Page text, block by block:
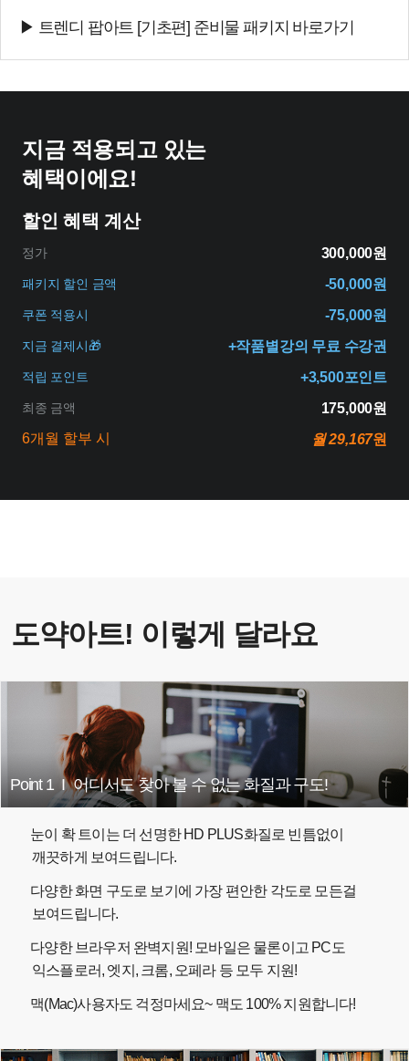
▶ 트렌디 팝아트 [기초편] 준비물 패키지 바로가기
지금 적용되고 있는
혜택이에요!
할인 혜택 계산
정가 300,000원
패키지 할인 금액 -50,000원
쿠폰 적용시 -75,000원
지금 결제시🎁 +작품별강의 무료 수강권
적립 포인트 +3,500포인트
최종 금액
175,000원
6개월 할부 시
월 29,167원
도약아트! 이렇게 달라요
Point 1 I 어디서도 찾아 볼 수 없는 화질과 구도!
눈이 확 트이는 더 선명한 HD PLUS화질로 빈틈없이
깨끗하게 보여드립니다.
다양한 화면 구도로 보기에 가장 편안한 각도로 모든걸
보여드립니다.
다양한 브라우저 완벽지원! 모바일은 물론이고 PC도
익스플로러, 엣지, 크롬, 오페라 등 모두 지원!
맥(Mac)사용자도 걱정마세요~ 맥도 100% 지원합니다!